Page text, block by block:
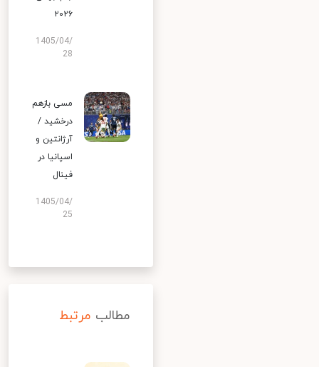
۲۰۲۶
1405/04/
28
مسی بازهم
درخشید /
آرژانتین و
اسپانیا در
فینال
1405/04/
25
مطالب مرتبط